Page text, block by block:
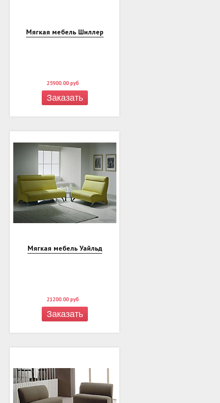
Мягкая мебель Шиллер
25900.00 руб
Заказать
Мягкая мебель Уайльд
21200.00 руб
Заказать